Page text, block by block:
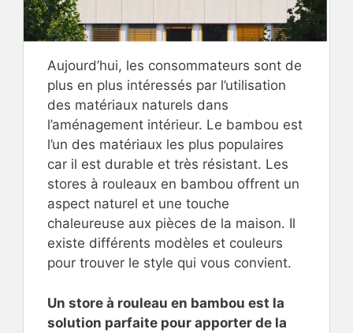
Aujourd’hui, les consommateurs sont de
plus en plus intéressés par l’utilisation
des matériaux naturels dans
l’aménagement intérieur. Le bambou est
l’un des matériaux les plus populaires
car il est durable et très résistant. Les
stores à rouleaux en bambou offrent un
aspect naturel et une touche
chaleureuse aux pièces de la maison. Il
existe différents modèles et couleurs
pour trouver le style qui vous convient.
Un store à rouleau en bambou est la
solution parfaite pour apporter de la